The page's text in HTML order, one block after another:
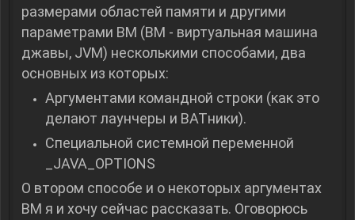
размерами областей памяти и другими
параметрами ВМ (ВМ - виртуальная машина
джавы, JVM) несколькими способами, два
основных из которых:
Аргументами командной строки (как это
делают лаунчеры и BATники).
Специальной системной переменной
_JAVA_OPTIONS
О втором способе и о некоторых аргументах
ВМ я и хочу сейчас рассказать. Оговорюсь